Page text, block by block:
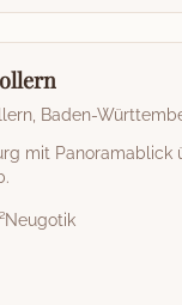
🏰
Baden-
mit Panoramablick
Neugotik